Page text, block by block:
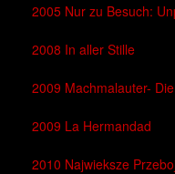
2005 Nur zu Besuch:
2008 In aller Stille
2009 Machmalauter-
2009 La Hermandad
2010 Najwieksze